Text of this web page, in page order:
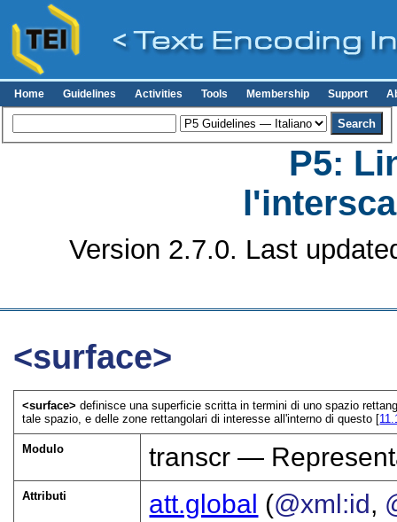
Home Guidelines Activities Tools Membership Support
P5:
Version 2.7.0. Last
<surface>
<surface>definisce una superficie scritta in termini di uno spazio
tale spazio, e delle zone rettangolari di interesse all'interno di questo [
Modulo transcr —
Attributi att.global (@xml:id,